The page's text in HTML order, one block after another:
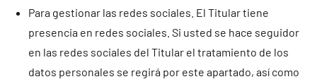
Para gestionar las redes sociales. El Titular tiene
presencia en redes sociales. Si usted se hace seguidor
en las redes sociales del Titular el tratamiento de los
datos personales se regirá por este apartado, así como